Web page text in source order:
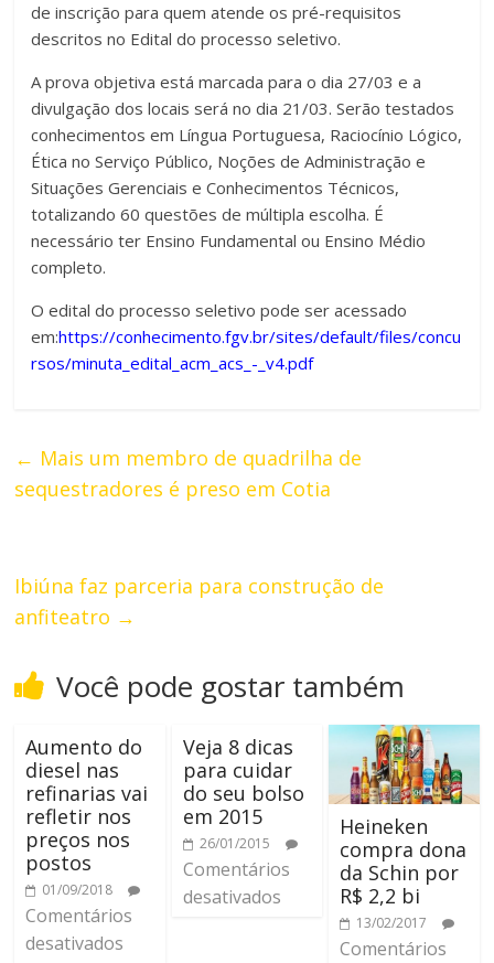
de inscrição para quem atende os pré-requisitos
descritos no Edital do processo seletivo.
A prova objetiva está marcada para o dia 27/03 e a
divulgação dos locais será no dia 21/03. Serão testados
conhecimentos em Língua Portuguesa, Raciocínio Lógico,
Ética no Serviço Público, Noções de Administração e
Situações Gerenciais e Conhecimentos Técnicos,
totalizando 60 questões de múltipla escolha. É
necessário ter Ensino Fundamental ou Ensino Médio
completo.
O edital do processo seletivo pode ser acessado
em:https://conhecimento.fgv.br/sites/default/files/concu
rsos/minuta_edital_acm_acs_-_v4.pdf
← Mais um membro de quadrilha de
sequestradores é preso em Cotia
Ibiúna faz parceria para construção de
anfiteatro →
Você pode gostar também
Aumento do
diesel nas
refinarias vai
refletir nos
preços nos
postos
01/09/2018
Comentários
desativados
Veja 8 dicas
para cuidar
do seu bolso
em 2015
26/01/2015
Comentários
desativados
Heineken
compra dona
da Schin por
R$ 2,2 bi
13/02/2017
Comentários